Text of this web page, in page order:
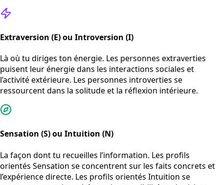
Extraversion (E) ou Introversion (I)
Là où tu diriges ton énergie. Les personnes extraverties
puisent leur énergie dans les interactions sociales et
l’activité extérieure. Les personnes introverties se
ressourcent dans la solitude et la réflexion intérieure.
Sensation (S) ou Intuition (N)
La façon dont tu recueilles l’information. Les profils
orientés Sensation se concentrent sur les faits concrets et
l’expérience directe. Les profils orientés Intuition se